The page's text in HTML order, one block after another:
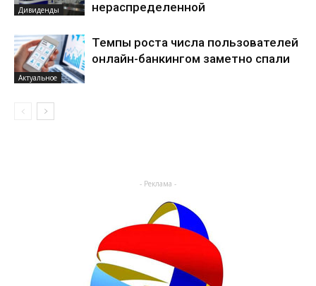
Дивиденды
нераспределенной
Актуальное
Темпы роста числа пользователей
онлайн-банкингом заметно спали
- Реклама -